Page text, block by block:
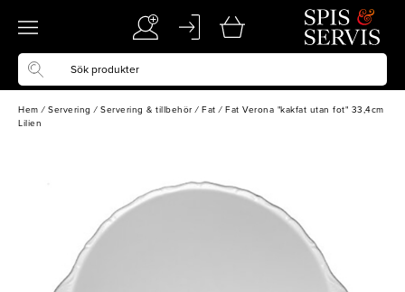
Hem / Servering / Servering & tillbehör / Fat / Fat Verona "kakfat utan fot" 33,4cm
Lilien